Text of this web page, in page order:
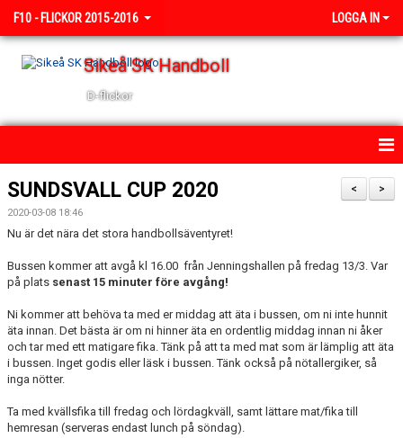
F10 - FLICKOR 2015-2016 LOGGA IN
Sikeå SK Handboll
D-flickor
HEM
NYHETER
KALENDER
BILDGALLERI
DOKUMENT
KONTAKT
>
<
SUNDSVALL CUP 2020
2020-03-08 18:46
Nu är det nära det stora handbollsäventyret!
Bussen kommer att avgå kl 16.00 från Jenningshallen på fredag 13/3. Var
på plats senast 15 minuter före avgång!
Ni kommer att behöva ta med er middag att äta i bussen, om ni inte hunnit
äta innan. Det bästa är om ni hinner äta en ordentlig middag innan ni åker
och tar med ett matigare fika. Tänk på att ta med mat som är lämplig att äta
i bussen. Inget godis eller läsk i bussen. Tänk också på nötallergiker, så
inga nötter.
Ta med kvällsfika till fredag och lördagkväll, samt lättare mat/fika till
hemresan (serveras endast lunch på söndag).